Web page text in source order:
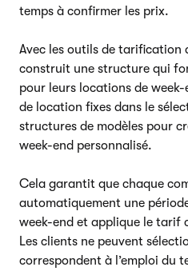
temps à confirmer les prix.
Avec les outils de tarification
construit une structure qui
pour leurs locations de
de location fixes dans le
structures de modèles pour
week-end personnalisé.
Cela garantit que chaque
automatiquement une
week-end et applique le tarif
Les clients ne peuvent
correspondent à l’emploi du